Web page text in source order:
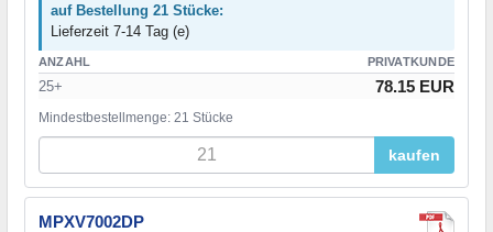
auf Bestellung 21 Stücke:
Lieferzeit 7-14 Tag (e)
ANZAHL PRIVATKUNDE
25+ 78.15 EUR
Mindestbestellmenge: 21 Stücke
kaufen
MPXV7002DP